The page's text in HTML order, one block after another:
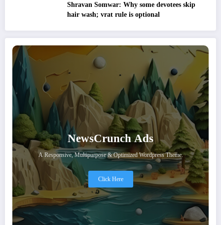
Shravan Somwar: Why some devotees skip
hair wash; vrat rule is optional
NewsCrunch Ads
A Responsive, Multipurpose & Optimized Wordpress Theme.
Click Here